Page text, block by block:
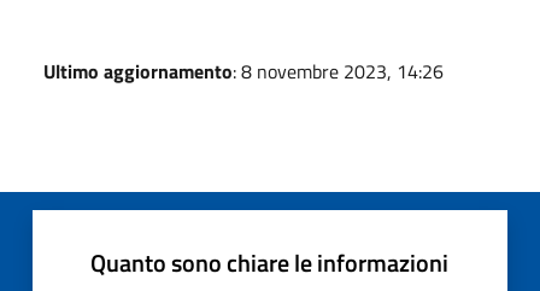
Ultimo aggiornamento: 8 novembre 2023, 14:26
Quanto sono chiare le informazioni